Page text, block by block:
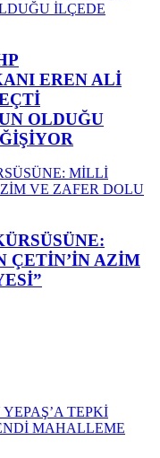
EREN ALİ
OLDUĞU
ÇETİN’İN AZİM